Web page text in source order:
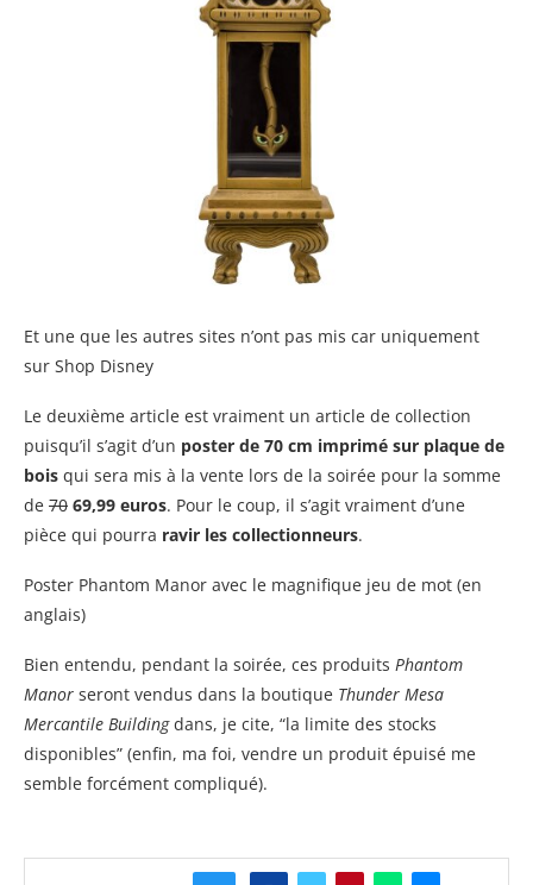
Et une que les autres sites n’ont pas mis car uniquement
sur Shop Disney
Le deuxième article est vraiment un article de collection
puisqu’il s’agit d’un poster de 70 cm imprimé sur plaque de
bois qui sera mis à la vente lors de la soirée pour la somme
de 70 69,99 euros. Pour le coup, il s’agit vraiment d’une
pièce qui pourra ravir les collectionneurs.
Poster Phantom Manor avec le magnifique jeu de mot (en
anglais)
Bien entendu, pendant la soirée, ces produits Phantom
Manor seront vendus dans la boutique Thunder Mesa
Mercantile Buildingdans, je cite, “la limite des stocks
disponibles” (enfin, ma foi, vendre un produit épuisé me
semble forcément compliqué).